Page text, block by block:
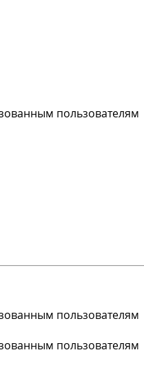
пользователям
пользователям
пользователям